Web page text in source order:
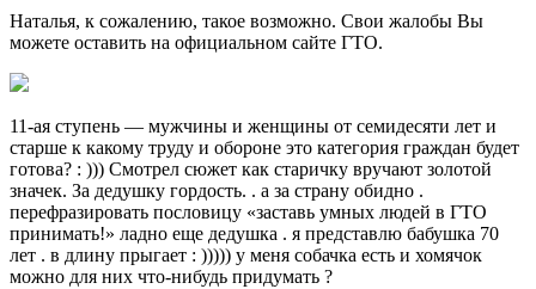
Наталья, к сожалению, такое возможно. Свои жалобы Вы
можете оставить на официальном сайте ГТО.
11-ая ступень — мужчины и женщины от семидесяти лет и
старше к какому труду и обороне это категория граждан будет
готова? : ))) Смотрел сюжет как старичку вручают золотой
значек. За дедушку гордость. . а за страну обидно .
перефразировать пословицу «заставь умных людей в ГТО
принимать!» ладно еще дедушка . я представлю бабушка 70
лет . в длину прыгает : ))))) у меня собачка есть и хомячок
можно для них что-нибудь придумать ?